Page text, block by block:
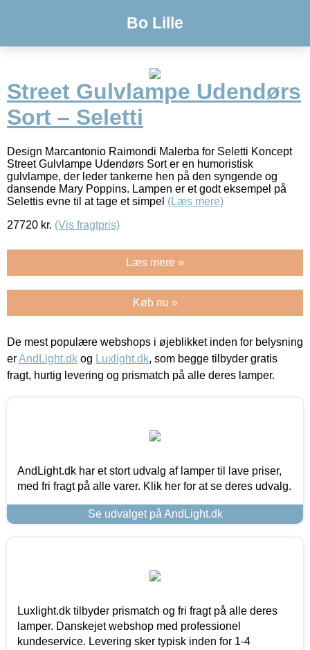
Bo Lille
Street Gulvlampe Udendørs
Sort – Seletti
Design Marcantonio Raimondi Malerba for Seletti Koncept
Street Gulvlampe Udendørs Sort er en humoristisk
gulvlampe, der leder tankerne hen på den syngende og
dansende Mary Poppins. Lampen er et godt eksempel på
Selettis evne til at tage et simpel (Læs mere)
27720 kr. (Vis fragtpris)
Læs mere »
Køb nu »
De mest populære webshops i øjeblikket inden for belysning
erAndLight.dk og Luxlight.dk, som begge tilbyder gratis
fragt, hurtig levering og prismatch på alle deres lamper.
AndLight.dk har et stort udvalg af lamper til lave priser,
med fri fragt på alle varer. Klik her for at se deres udvalg.
Se udvalget på AndLight.dk
Luxlight.dk tilbyder prismatch og fri fragt på alle deres
lamper. Danskejet webshop med professionel
kundeservice. Levering sker typisk inden for 1-4